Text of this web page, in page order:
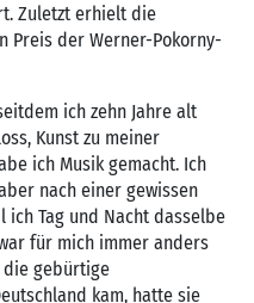
Zuletzt erhielt die
Preis der Werner-Pokorny-
ich zehn Jahre alt
Kunst zu meiner
ich Musik gemacht. Ich
nach einer gewissen
Tag und Nacht dasselbe
für mich immer anders
die gebürtige
kam, hatte sie